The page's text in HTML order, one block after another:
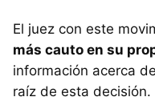
El juez con este
más cauto en su
información acerca
raíz de esta